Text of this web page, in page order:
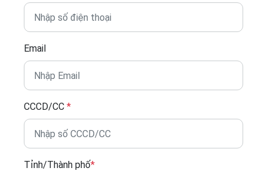
Email
CCCD/CC *
Tỉnh/Thành phố*